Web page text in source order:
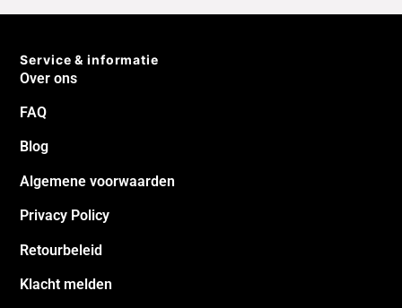
Service & informatie
Over ons
FAQ
Blog
Algemene voorwaarden
Privacy Policy
Retourbeleid
Klacht melden